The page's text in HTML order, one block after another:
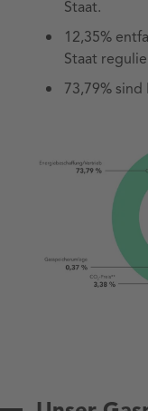
Staat.
12,35%
Staat
73,79%